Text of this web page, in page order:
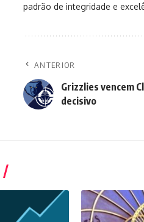
padrão de integridade e
ANTERIOR
Grizzlies vencem
decisivo